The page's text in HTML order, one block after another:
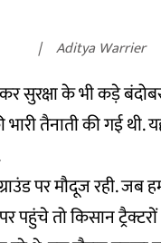
Aditya Warrier
सुरक्षा के भी कड़े
तैनाती की गई थी.
ग्राउंड पर मौदूज रही.
तो किसान